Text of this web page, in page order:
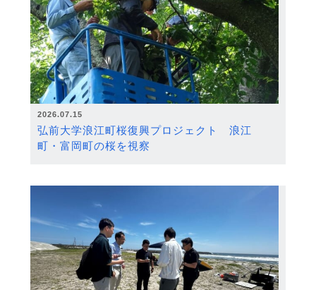
2026.07.15
弘前大学浪江町桜復興プロジェクト 浪江
町・富岡町の桜を視察